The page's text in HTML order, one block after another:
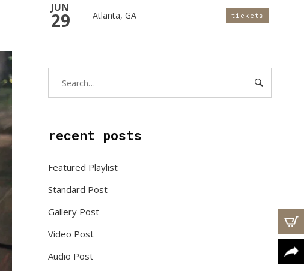
JUN
29 Atlanta, GA tickets
recent posts
Featured Playlist
Standard Post
Gallery Post
Video Post
Audio Post